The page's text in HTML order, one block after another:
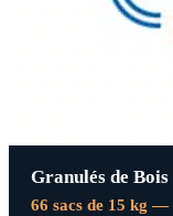
Granulés de
66 sacs de 15 kg —